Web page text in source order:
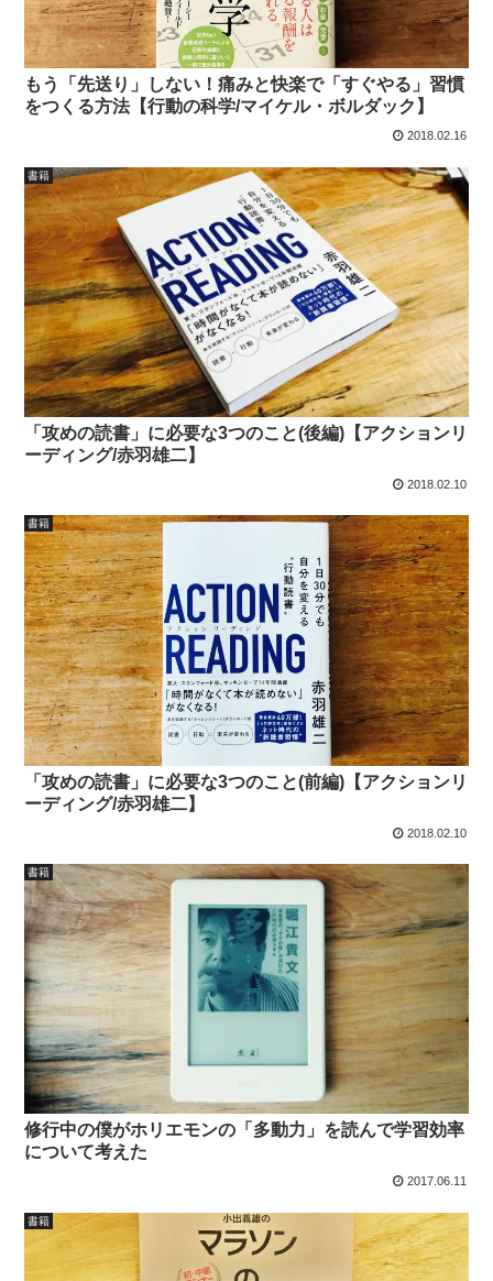
もう「先送り」しない！痛みと快楽で「すぐやる」習慣
をつくる方法【行動の科学/マイケル・ボルダック】
2018.02.16
書籍
「攻めの読書」に必要な3つのこと(後編)【アクションリ
ーディング/赤羽雄二】
2018.02.10
書籍
「攻めの読書」に必要な3つのこと(前編)【アクションリ
ーディング/赤羽雄二】
2018.02.10
書籍
修行中の僕がホリエモンの「多動力」を読んで学習効率
について考えた
2017.06.11
書籍